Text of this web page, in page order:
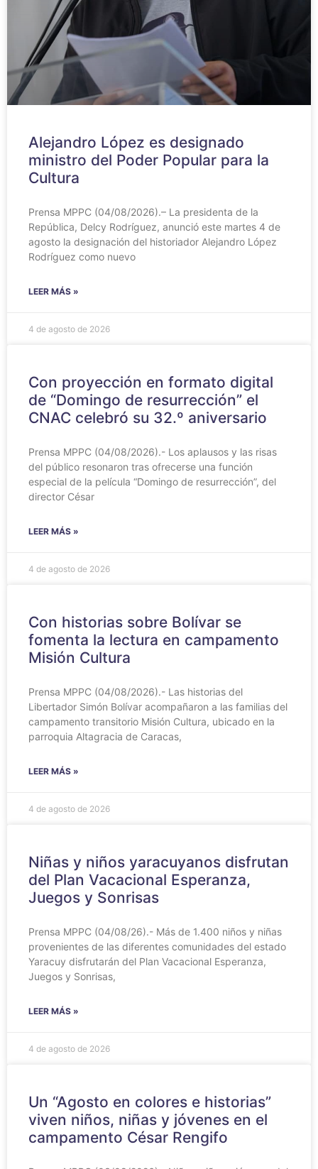
Alejandro López es designado
ministro del Poder Popular para la
Cultura
Prensa MPPC (04/08/2026).– La presidenta de la
República, Delcy Rodríguez, anunció este martes 4 de
agosto la designación del historiador Alejandro López
Rodríguez como nuevo
LEER MÁS »
4 de agosto de 2026
Con proyección en formato digital
de “Domingo de resurrección” el
CNAC celebró su 32.º aniversario
Prensa MPPC (04/08/2026).- Los aplausos y las risas
del público resonaron tras ofrecerse una función
especial de la película “Domingo de resurrección”, del
director César
LEER MÁS »
4 de agosto de 2026
Con historias sobre Bolívar se
fomenta la lectura en campamento
Misión Cultura
Prensa MPPC (04/08/2026).- Las historias del
Libertador Simón Bolívar acompañaron a las familias del
campamento transitorio Misión Cultura, ubicado en la
parroquia Altagracia de Caracas,
LEER MÁS »
4 de agosto de 2026
Niñas y niños yaracuyanos disfrutan
del Plan Vacacional Esperanza,
Juegos y Sonrisas
Prensa MPPC (04/08/26).- Más de 1.400 niños y niñas
provenientes de las diferentes comunidades del estado
Yaracuy disfrutarán del Plan Vacacional Esperanza,
Juegos y Sonrisas,
LEER MÁS »
4 de agosto de 2026
Un “Agosto en colores e historias”
viven niños, niñas y jóvenes en el
campamento César Rengifo